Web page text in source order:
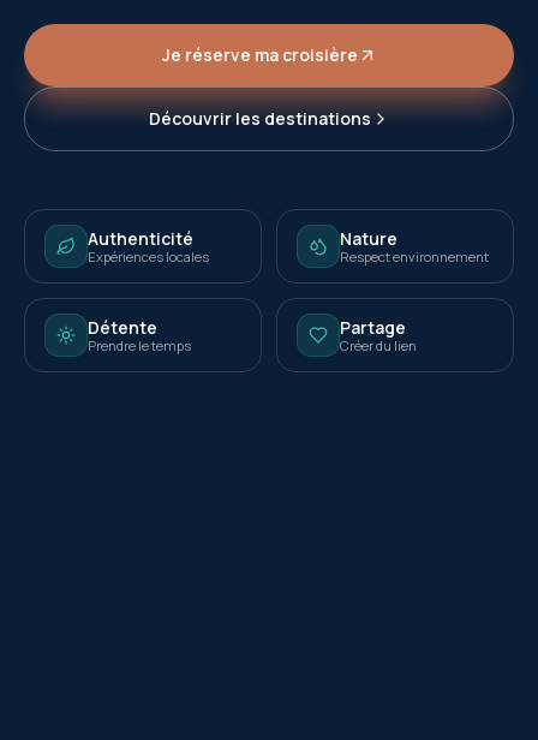
Je réserve ma croisière
Découvrir les destinations
Authenticité
Expériences locales
Nature
Respect environnement
Détente
Prendre le temps
Partage
Créer du lien